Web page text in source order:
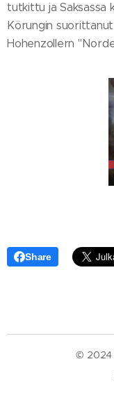
tutkittu ja Saksassa
Körungin
Hohenzollern
Share
© 2024